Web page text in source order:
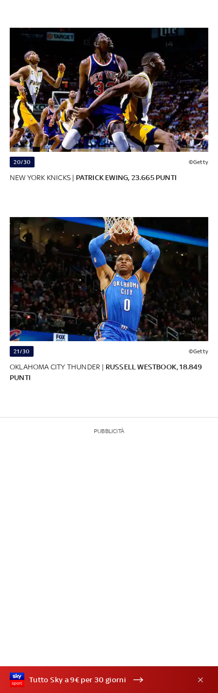
20/30 ©Getty
NEW YORK KNICKS | PATRICK EWING, 23.665 PUNTI
21/30 ©Getty
OKLAHOMA CITY THUNDER | RUSSELL WESTBOOK, 18.849
PUNTI
PUBBLICITÀ
Tutto Sky a 9€ per 30 giorni